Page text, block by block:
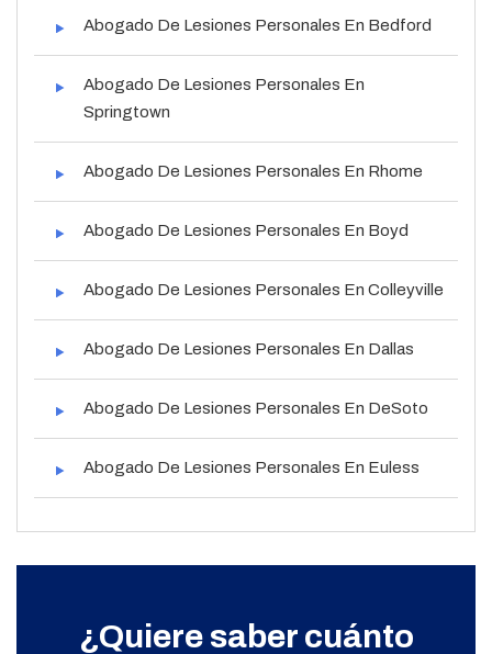
Abogado De Lesiones Personales En Bedford
Abogado De Lesiones Personales En
Springtown
Abogado De Lesiones Personales En Rhome
Abogado De Lesiones Personales En Boyd
Abogado De Lesiones Personales En Colleyville
Abogado De Lesiones Personales En Dallas
Abogado De Lesiones Personales En DeSoto
Abogado De Lesiones Personales En Euless
¿Quiere saber cuánto